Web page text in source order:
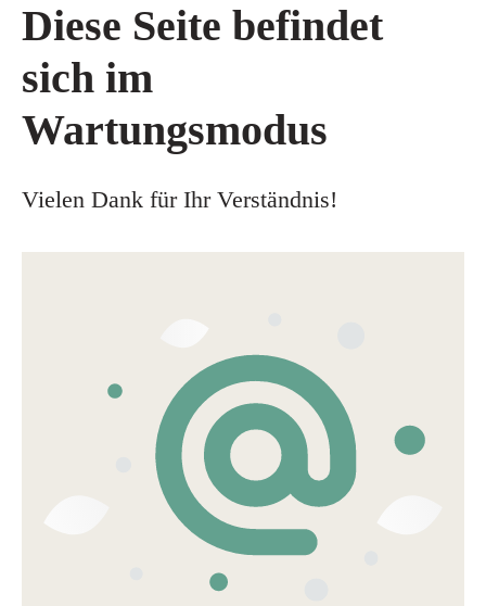
Diese Seite befindet
sich im
Wartungsmodus
Vielen Dank für Ihr Verständnis!